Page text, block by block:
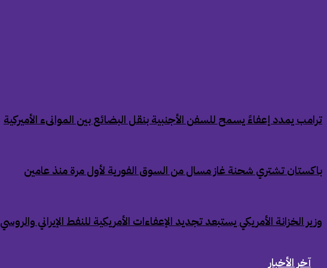
‏ترامب يمدد إعفاءً يسمح للسفن الأجنبية بنقل البضائع بين الموانىء الأميركية
‏باكستان تشتري شحنة غاز مسال من السوق الفورية لأول مرة منذ عامين
‏وزير الخزانة الأمريكي يستبعد تجديد الإعفاءات الأمريكية للنفط الإيراني والروسي
آخر الأخبار